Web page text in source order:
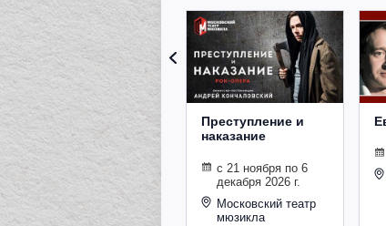
Преступление и
наказание
с 21 ноября по 6
декабря 2026 г.
Московский театр
мюзикла